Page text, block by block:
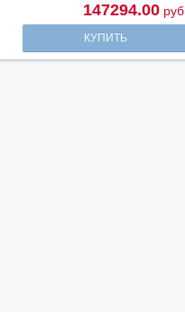
147294.00 руб.
КУПИТЬ